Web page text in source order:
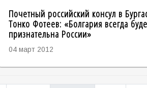
Почетный российский консул в
Тонко Фотеев: «Болгария всегда
признательна России»
04 март 2012